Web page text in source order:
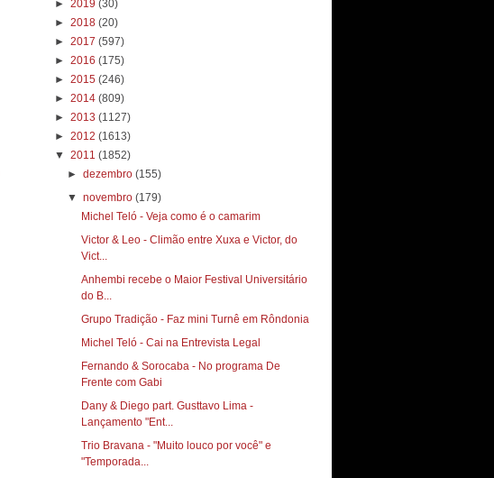
► 2019 (30)
► 2018 (20)
► 2017 (597)
► 2016 (175)
► 2015 (246)
► 2014 (809)
► 2013 (1127)
► 2012 (1613)
▼ 2011 (1852)
►dezembro(155)
▼novembro(179)
Michel Teló - Veja como é o camarim
Victor & Leo - Climão entre Xuxa e Victor, do
Vict...
Anhembi recebe o Maior Festival Universitário
do B...
Grupo Tradição - Faz mini Turnê em Rôndonia
Michel Teló - Cai na Entrevista Legal
Fernando & Sorocaba - No programa De
Frente com Gabi
Dany & Diego part. Gusttavo Lima -
Lançamento "Ent...
Trio Bravana - "Muito louco por você" e
"Temporada...